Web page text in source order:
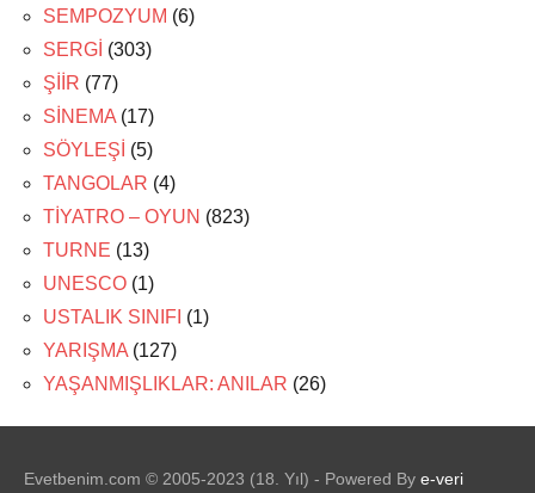
SEMPOZYUM (6)
SERGİ (303)
ŞİİR (77)
SİNEMA (17)
SÖYLEŞİ (5)
TANGOLAR (4)
TİYATRO – OYUN (823)
TURNE (13)
UNESCO (1)
USTALIK SINIFI (1)
YARIŞMA (127)
YAŞANMIŞLIKLAR: ANILAR (26)
Evetbenim.com © 2005-2023 (18. Yıl) - Powered By e-veri